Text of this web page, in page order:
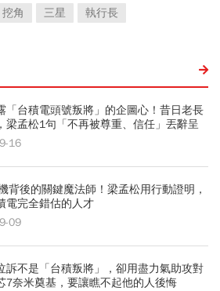
挖角 三星 執行長
「台積電頭號叛將」的企圖心！昔日老長
梁孟松1句「不再被尊重、信任」丟辭呈
16
背後的關鍵魔法師！梁孟松用行動證明，
電完全錯估的人才
09
訴不是「台積叛將」，卻用盡力氣助攻對
奈米奠基，要讓瞧不起他的人後悔